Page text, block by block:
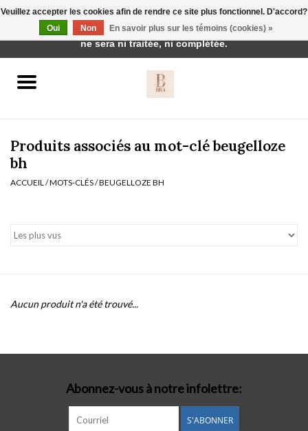
vêtements de nuit
Badmode
Produits associés au mot-clé beugelloze
bh
ACCUEIL /MOTS-CLÉS/BEUGELLOZE BH
Aucun produit n'a été trouvé...
Abonnez-vous à notre infolettre:
S'ABONNER
Veuillez accepter les cookies afin de rendre ce site plus fonctionnel. D'accord?
Oui
Non En savoir plus sur les témoins (cookies) »
Cette boutique est en construction. Toute commande passée
ne sera ni traitée, ni complétée.